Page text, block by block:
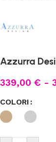
Azzurra
339,00 € -
COLORI